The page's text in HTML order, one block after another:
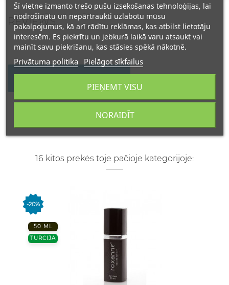
REVIEWS
16 kitos prekės toje pačioje kategorijoje:
-20%
50 ML
TURCIJA
Šī vietne izmanto trešo pušu izsekošanas tehnoloģijas, lai
nodrošinātu un nepārtraukti uzlabotu mūsu
pakalpojumus, kā arī rādītu reklāmas, kas atbilst lietotāju
interesēm. Es piekrītu un jebkurā laikā varu atsaukt vai
mainīt savu piekrišanu, kas stāsies spēkā nākotnē.
Privātuma politika Pielāgot sīkfailus
NORAIDĪT
PIEŅEMT VISU